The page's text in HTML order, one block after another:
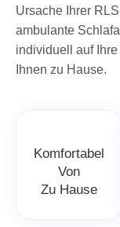
Komfortabel
Von
Zu Hause
Ursache Ihrer
ambulante
individuell auf
Ihnen zu Hause.